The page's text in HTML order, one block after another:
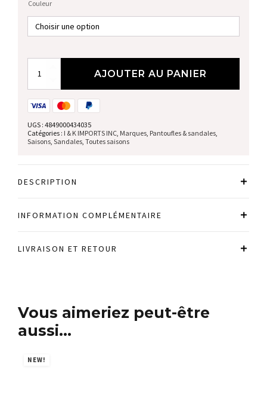
Couleur
AJOUTER AU PANIER
UGS : 4849000434035
Catégories : I & K IMPORTS INC, Marques, Pantoufles & sandales,
Saisons, Sandales, Toutes saisons
DESCRIPTION
INFORMATION COMPLÉMENTAIRE
LIVRAISON ET RETOUR
Vous aimeriez peut-être
aussi…
NEW!